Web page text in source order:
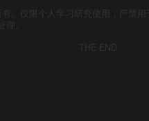
。仅限个人学习研究使用，严禁
。
THE END